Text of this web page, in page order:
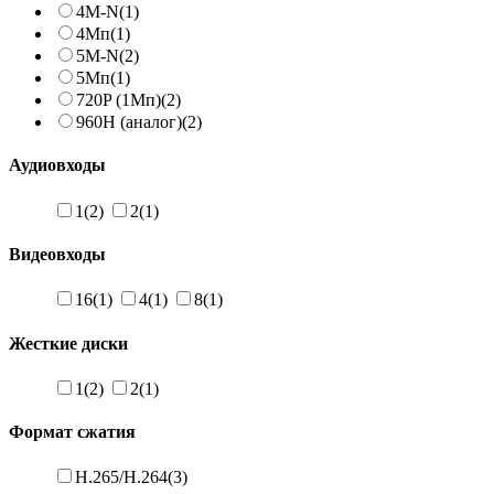
4M-N(1)
4Мп(1)
5M-N(2)
5Мп(1)
720P (1Мп)(2)
960H (аналог)(2)
Аудиовходы
1(2) 2(1)
Видеовходы
16(1) 4(1) 8(1)
Жесткие диски
1(2) 2(1)
Формат сжатия
H.265/H.264(3)